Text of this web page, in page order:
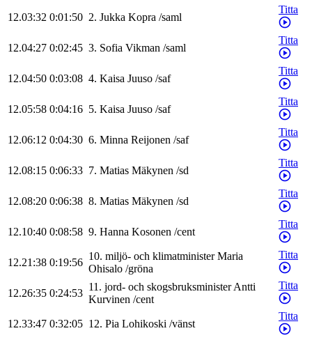
12.03:32 0:01:50 2. Jukka Kopra /saml
Titta
12.04:27 0:02:45 3. Sofia Vikman /saml
Titta
12.04:50 0:03:08 4. Kaisa Juuso /saf
Titta
12.05:58 0:04:16 5. Kaisa Juuso /saf
Titta
12.06:12 0:04:30 6. Minna Reijonen /saf
Titta
12.08:15 0:06:33 7. Matias Mäkynen /sd
Titta
12.08:20 0:06:38 8. Matias Mäkynen /sd
Titta
12.10:40 0:08:58 9. Hanna Kosonen /cent
Titta
12.21:38 0:19:56
10. miljö- och klimatminister Maria
Ohisalo /gröna
Titta
12.26:35 0:24:53
11. jord- och skogsbruksministerAntti
Kurvinen /cent
Titta
12.33:47 0:32:05 12. Pia Lohikoski /vänst
Titta